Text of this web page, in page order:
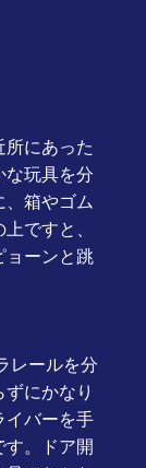
所にあった
な玩具を分
、箱やゴム
ですと、
ョーンと跳
レールを分
にかなり
イバーを手
す。ドア開